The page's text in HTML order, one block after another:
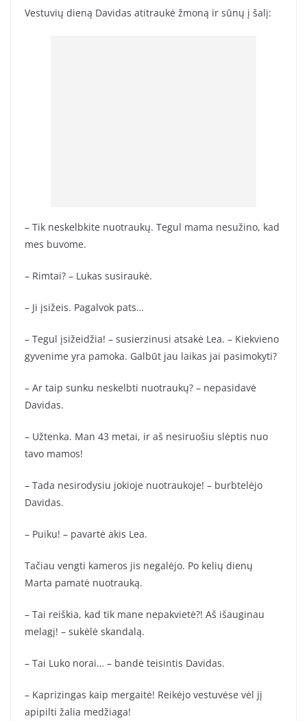
Vestuvių dieną Davidas atitraukė žmoną ir sūnų į šalį:
– Tik neskelbkite nuotraukų. Tegul mama nesužino, kad
mes buvome.
– Rimtai? – Lukas susiraukė.
– Ji įsižeis. Pagalvok pats…
– Tegul įsižeidžia! – susierzinusi atsakė Lea. – Kiekvieno
gyvenime yra pamoka. Galbūt jau laikas jai pasimokyti?
– Ar taip sunku neskelbti nuotraukų? – nepasidavė
Davidas.
– Užtenka. Man 43 metai, ir aš nesiruošiu slėptis nuo
tavo mamos!
– Tada nesirodysiu jokioje nuotraukoje! – burbtelėjo
Davidas.
– Puiku! – pavartė akis Lea.
Tačiau vengti kameros jis negalėjo. Po kelių dienų
Marta pamatė nuotrauką.
– Tai reiškia, kad tik mane nepakvietė?! Aš išauginau
melagį! – sukėlė skandalą.
– Tai Luko norai… – bandė teisintis Davidas.
– Kaprizingas kaip mergaitė! Reikėjo vestuvėse vėl jį
apipilti žalia medžiaga!